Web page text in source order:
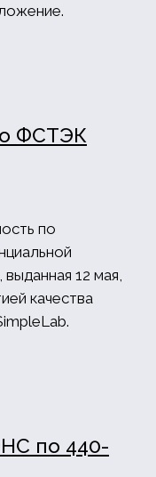
ФСТЭК
по
12 мая,
качества
по 440-